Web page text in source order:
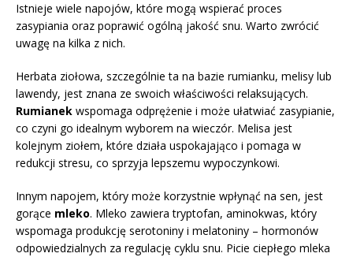
Istnieje wiele napojów, które mogą wspierać proces
zasypiania oraz poprawić ogólną jakość snu. Warto zwrócić
uwagę na kilka z nich.
Herbata ziołowa, szczególnie ta na bazie rumianku, melisy lub
lawendy, jest znana ze swoich właściwości relaksujących.
Rumianek wspomaga odprężenie i może ułatwiać zasypianie,
co czyni go idealnym wyborem na wieczór. Melisa jest
kolejnym ziołem, które działa uspokajająco i pomaga w
redukcji stresu, co sprzyja lepszemu wypoczynkowi.
Innym napojem, który może korzystnie wpłynąć na sen, jest
gorące mleko. Mleko zawiera tryptofan, aminokwas, który
wspomaga produkcję serotoniny i melatoniny – hormonów
odpowiedzialnych za regulację cyklu snu. Picie ciepłego mleka